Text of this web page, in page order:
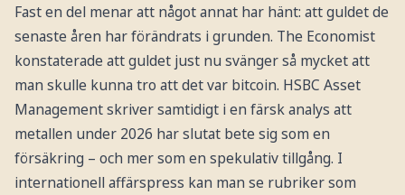
Fast en del menar att något annat har hänt: att guldet de
senaste åren har förändrats i grunden. The Economist
konstaterade att guldet just nu svänger så mycket att
man skulle kunna tro att det var bitcoin. HSBC Asset
Management skriver samtidigt i en färsk analys att
metallen under 2026 har slutat bete sig som en
försäkring – och mer som en spekulativ tillgång. I
internationell affärspress kan man se rubriker som